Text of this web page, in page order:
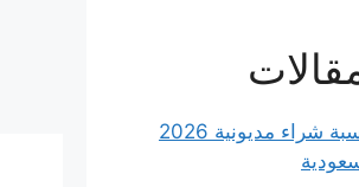
مقارنة أقل نسبة شراء مديونية 2026